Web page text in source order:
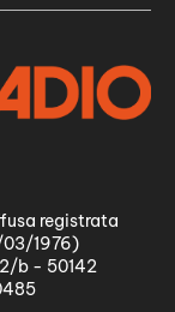
registrata
03/1976)
b - 50142